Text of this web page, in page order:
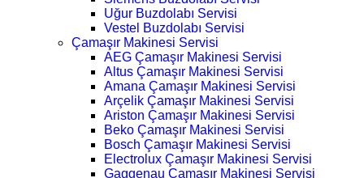
Uğur Buzdolabı Servisi
Vestel Buzdolabı Servisi
Çamaşır Makinesi Servisi
AEG Çamaşır Makinesi Servisi
Altus Çamaşır Makinesi Servisi
Amana Çamaşır Makinesi Servisi
Arçelik Çamaşır Makinesi Servisi
Ariston Çamaşır Makinesi Servisi
Beko Çamaşır Makinesi Servisi
Bosch Çamaşır Makinesi Servisi
Electrolux Çamaşır Makinesi Servisi
Gaggenau Çamaşır Makinesi Servisi